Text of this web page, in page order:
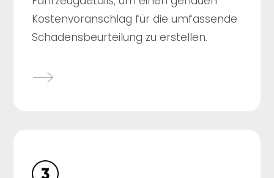
Kostenvoranschlag für die umfassende
Schadensbeurteilung zu erstellen.